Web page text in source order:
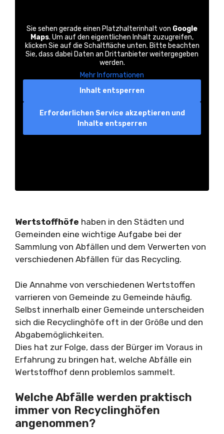
Sie sehen gerade einen Platzhalterinhalt von Google
Maps. Um auf den eigentlichen Inhalt zuzugreifen,
klicken Sie auf die Schaltfläche unten. Bitte beachten
Sie, dass dabei Daten an Drittanbieter weitergegeben
werden.
Mehr Informationen
Inhalt entsperren
Erforderlichen Service akzeptieren und
Inhalte entsperren
Wertstoffhöfe haben in den Städten und
Gemeinden eine wichtige Aufgabe bei der
Sammlung von Abfällen und dem Verwerten von
verschiedenen Abfällen für das Recycling.
Die Annahme von verschiedenen Wertstoffen
varrieren von Gemeinde zu Gemeinde häufig.
Selbst innerhalb einer Gemeinde unterscheiden
sich die Recyclinghöfe oft in der Größe und den
Abgabemöglichkeiten.
Dies hat zur Folge, dass der Bürger im Voraus in
Erfahrung zu bringen hat, welche Abfälle ein
Wertstoffhof denn problemlos sammelt.
Welche Abfälle werden praktisch
immer von Recyclinghöfen
angenommen?